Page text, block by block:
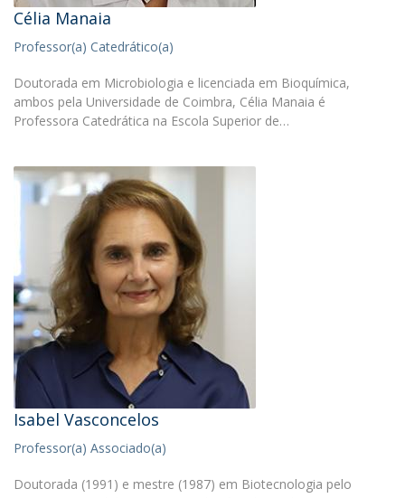
Célia Manaia
Professor(a) Catedrático(a)
Doutorada em Microbiologia e licenciada em Bioquímica,
ambos pela Universidade de Coimbra, Célia Manaia é
Professora Catedrática na Escola Superior de…
Isabel Vasconcelos
Professor(a) Associado(a)
Doutorada (1991) e mestre (1987) em Biotecnologia pelo